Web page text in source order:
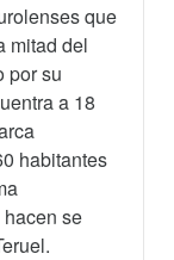
que
mitad del
por su
a 18
habitantes
se